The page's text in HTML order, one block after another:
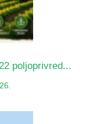
poljoprivred...